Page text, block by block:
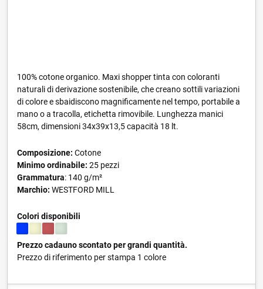
100% cotone organico. Maxi shopper tinta con coloranti
naturali di derivazione sostenibile, che creano sottili variazioni
di colore e sbaidiscono magnificamente nel tempo, portabile a
mano o a tracolla, etichetta rimovibile. Lunghezza manici
58cm, dimensioni 34x39x13,5 capacità 18 lt.
Composizione: Cotone
Minimo ordinabile: 25 pezzi
Grammatura: 140 g/m²
Marchio: WESTFORD MILL
Colori disponibili
Prezzo cadauno scontato per grandi quantità.
Prezzo di riferimento per stampa 1 colore